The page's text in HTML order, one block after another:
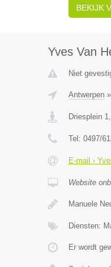
BEKIJK
Yves Van
Niet
Antwerpen»
Driesplein 1,
Tel: 0497/
E-mail ›
Website
Manuele
Diensten:
Er wordt